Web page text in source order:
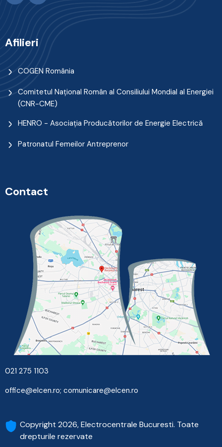
Afilieri
COGEN România
Comitetul Naţional Român al Consiliului Mondial al Energiei
(CNR-CME)
HENRO - Asociația Producătorilor de Energie Electrică
Patronatul Femeilor Antreprenor
Contact
021 275 1103
office@elcen.ro; comunicare@elcen.ro
Copyright 2026, Electrocentrale Bucuresti. Toate
drepturile rezervate